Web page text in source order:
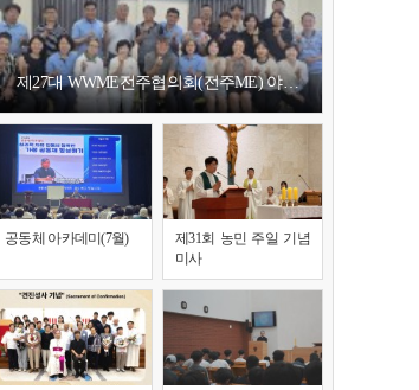
제27대 WWME전주협의회(전주ME) 야…
공동체 아카데미(7월)
제31회 농민 주일 기념
미사